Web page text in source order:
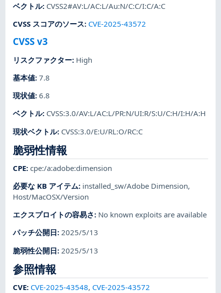
ベクトル: CVSS2#AV:L/AC:L/Au:N/C:C/I:C/A:C
CVSS スコアのソース: CVE-2025-43572
CVSS v3
リスクファクター: High
基本値:7.8
現状値:6.8
ベクトル: CVSS:3.0/AV:L/AC:L/PR:N/UI:R/S:U/C:H/I:H/A:H
現状ベクトル: CVSS:3.0/E:U/RL:O/RC:C
脆弱性情報
CPE:cpe:/a:adobe:dimension
必要な KB アイテム: installed_sw/Adobe Dimension,
Host/MacOSX/Version
エクスプロイトの容易さ: No known exploits are available
パッチ公開日:2025/5/13
脆弱性公開日: 2025/5/13
参照情報
CVE: CVE-2025-43548, CVE-2025-43572